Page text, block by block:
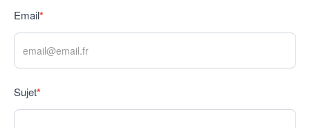
Email*
Sujet*